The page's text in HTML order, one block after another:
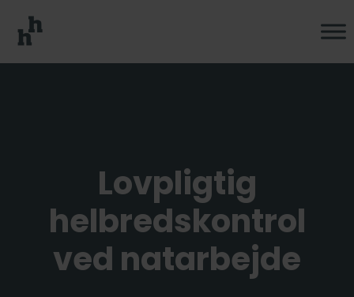
Lovpligtig
helbreds­kontrol
ved natarbejde